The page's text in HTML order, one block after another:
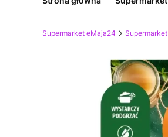
Supermarket eMaja24 Supermarket